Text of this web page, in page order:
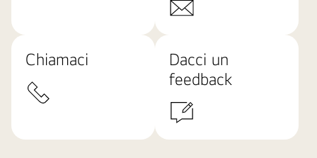
Chiamaci
Dacci un
feedback